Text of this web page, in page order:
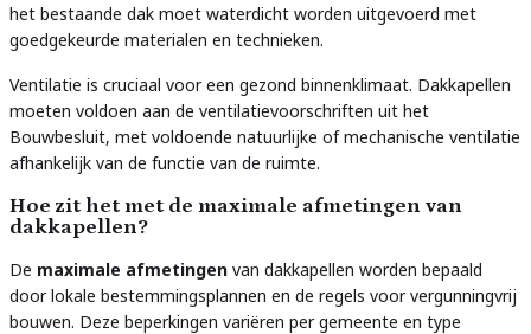
het bestaande dak moet waterdicht worden uitgevoerd met
goedgekeurde materialen en technieken.
Ventilatie is cruciaal voor een gezond binnenklimaat. Dakkapellen
moeten voldoen aan de ventilatievoorschriften uit het
Bouwbesluit, met voldoende natuurlijke of mechanische ventilatie
afhankelijk van de functie van de ruimte.
Hoe zit het met de maximale afmetingen van
dakkapellen?
De maximale afmetingen van dakkapellen worden bepaald
door lokale bestemmingsplannen en de regels voor vergunningvrij
bouwen. Deze beperkingen variëren per gemeente en type